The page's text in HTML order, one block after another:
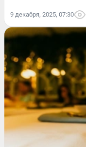
9 декабря, 2025, 07:30